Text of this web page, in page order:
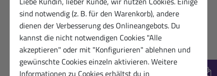
sind notwendig (z. B. für den Warenkorb), andere
dienen der Verbesserung des Onlineangebots. Du
kannst die nicht notwendigen Cookies "Alle
akzeptieren" oder mit "Konfigurieren" ablehnen und
gewünschte Cookies einzeln aktivieren. Weitere
Informationen zu Cookies erhältst du in
Angenehmer Duft , Haut bleibt geschmeidig,
lindert den Schmerz
VERIFIZIERT Hilfreich? (0)
Glücklicher Kunde